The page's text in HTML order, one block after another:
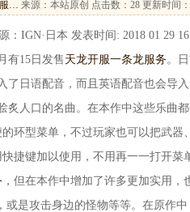
… 来源：本站原创 点击数： 28 更新时间
IGN·日本 发表时间: 2018 01 29
有15日发售天龙开服一条龙服务。
了日语配音，而且英语配音也会导
炙人口的名曲。在本作中这些乐曲
环型菜单，不过玩家也可以把武器
捷键加以使用，不用再一一打开
，但在本作中增加了许多更加实用
，或是攻击身边的怪物等等。在原作